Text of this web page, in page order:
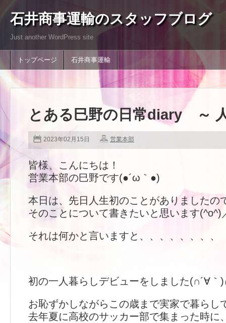
石井商事運輸のスタッフブログ
Just another WordPress site
トップページ 石井商事運輸
とある巳野の日常diary ～
2023年02月15日 営業本部
皆様、こんにちは！
営業本部の巳野です(●´ω｀●)
本日は、先日人生初のことがありましたの
そのことについて書きたいと思います(^o^)
それは何かと言いますと、、、、、、、、
初の一人暮らしデビューをしました(∩´∀
お恥ずかしながらこの歳まで実家で暮らし
去年夏に高校のサッカー部で集まった時に